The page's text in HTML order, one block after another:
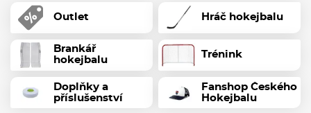
Outlet Hráč hokejbalu
Brankář
hokejbalu
Trénink
Doplňky a
příslušenství
Fanshop Českého
Hokejbalu